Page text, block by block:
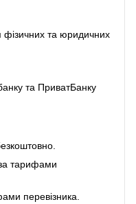
фізичних та юридичних
та ПриватБанку
тарифами
перевізника.